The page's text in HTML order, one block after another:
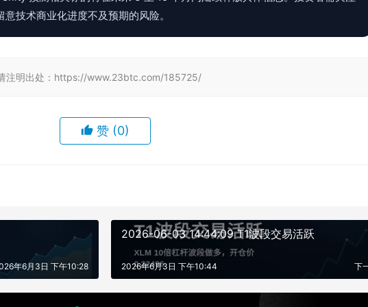
技术商业化进度不及预期的风险。
注明出处：https://www.23btc.com/185725/
赞 (0)
年6月3日 下午10:28
2026-06-03 14:44:09 T1波段交易活跃
下
2026年6月3日 下午10:44